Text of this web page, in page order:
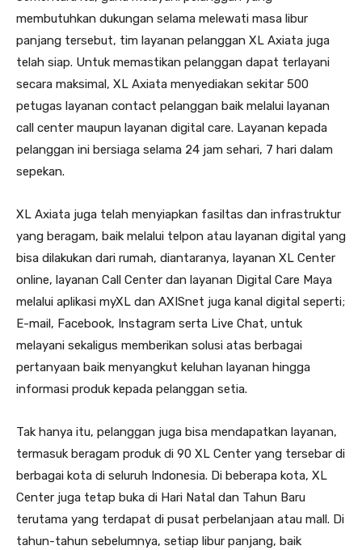
membutuhkan dukungan selama melewati masa libur
panjang tersebut, tim layanan pelanggan XL Axiata juga
telah siap. Untuk memastikan pelanggan dapat terlayani
secara maksimal, XL Axiata menyediakan sekitar 500
petugas layanan contact pelanggan baik melalui layanan
call center maupun layanan digital care. Layanan kepada
pelanggan ini bersiaga selama 24 jam sehari, 7 hari dalam
sepekan.
XL Axiata juga telah menyiapkan fasiltas dan infrastruktur
yang beragam, baik melalui telpon atau layanan digital yang
bisa dilakukan dari rumah, diantaranya, layanan XL Center
online, layanan Call Center dan layanan Digital Care Maya
melalui aplikasi myXL dan AXISnet juga kanal digital seperti;
E-mail, Facebook, Instagram serta Live Chat, untuk
melayani sekaligus memberikan solusi atas berbagai
pertanyaan baik menyangkut keluhan layanan hingga
informasi produk kepada pelanggan setia.
Tak hanya itu, pelanggan juga bisa mendapatkan layanan,
termasuk beragam produk di 90 XL Center yang tersebar di
berbagai kota di seluruh Indonesia. Di beberapa kota, XL
Center juga tetap buka di Hari Natal dan Tahun Baru
terutama yang terdapat di pusat perbelanjaan atau mall. Di
tahun-tahun sebelumnya, setiap libur panjang, baik